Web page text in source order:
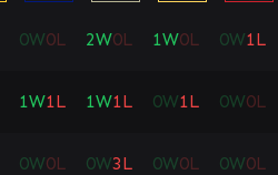
0W0L 2W0L 1W0L 0W1L
1W1L 1W1L 0W1L 0W0L
0W0L 0W3L 0W0L 0W0L